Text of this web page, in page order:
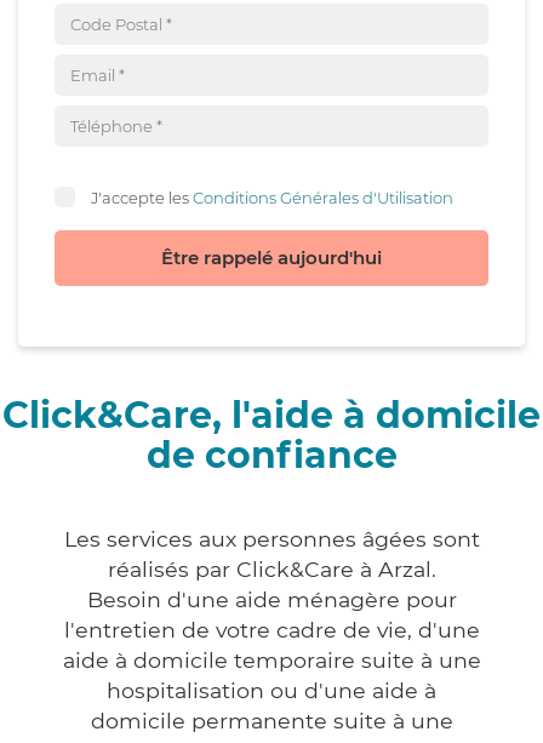
J'accepte lesConditions Générales d'Utilisation
Être rappelé aujourd'hui
Click&Care, l'aide à domicile
de confiance
Les services aux personnes âgées sont
réalisés par Click&Care à Arzal.
Besoin d'une aide ménagère pour
l'entretien de votre cadre de vie, d'une
aide à domicile temporaire suite à une
hospitalisation ou d'une aide à
domicile permanente suite à une